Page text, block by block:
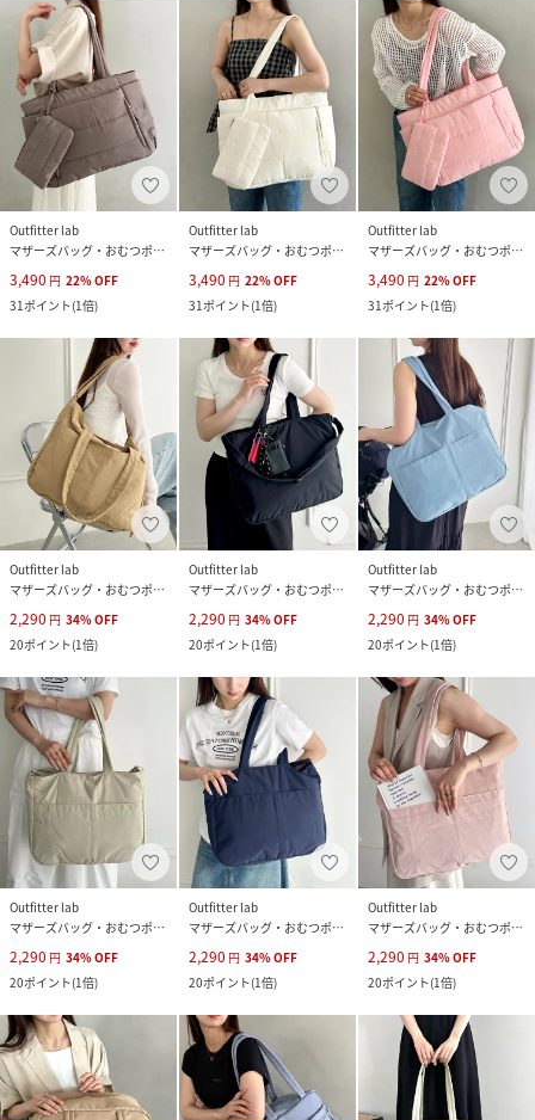
Outfitter lab
マザーズバッグ・おむつポーチ
3,490 円 22%OFF
31ポイント(1倍)
Outfitter lab
マザーズバッグ・おむつポーチ
3,490 円 22%OFF
31ポイント(1倍)
Outfitter lab
マザーズバッグ・おむつポーチ
3,490 円 22%OFF
31ポイント(1倍)
Outfitter lab
マザーズバッグ・おむつポーチ
2,290 円 34%OFF
20ポイント(1倍)
Outfitter lab
マザーズバッグ・おむつポーチ
2,290 円 34%OFF
20ポイント(1倍)
Outfitter lab
マザーズバッグ・おむつポーチ
2,290 円 34%OFF
20ポイント(1倍)
Outfitter lab
マザーズバッグ・おむつポーチ
2,290 円 34%OFF
20ポイント(1倍)
Outfitter lab
マザーズバッグ・おむつポーチ
2,290 円 34%OFF
20ポイント(1倍)
Outfitter lab
マザーズバッグ・おむつポーチ
2,290 円 34%OFF
20ポイント(1倍)